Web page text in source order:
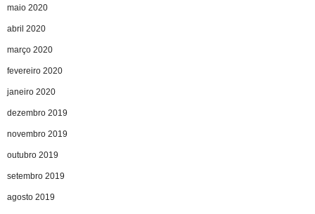
maio 2020
abril 2020
março 2020
fevereiro 2020
janeiro 2020
dezembro 2019
novembro 2019
outubro 2019
setembro 2019
agosto 2019